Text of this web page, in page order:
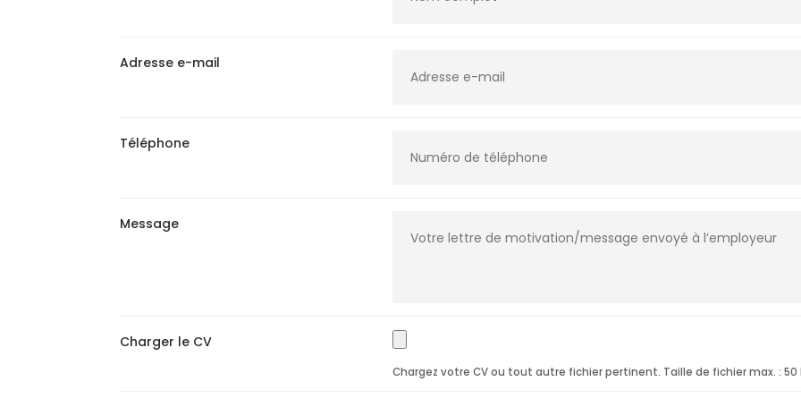
Adresse e-mail
Téléphone
Message
Charger le CV
Chargez votre CV ou tout autre fichier pertinent. Taille de fichier max. : 50